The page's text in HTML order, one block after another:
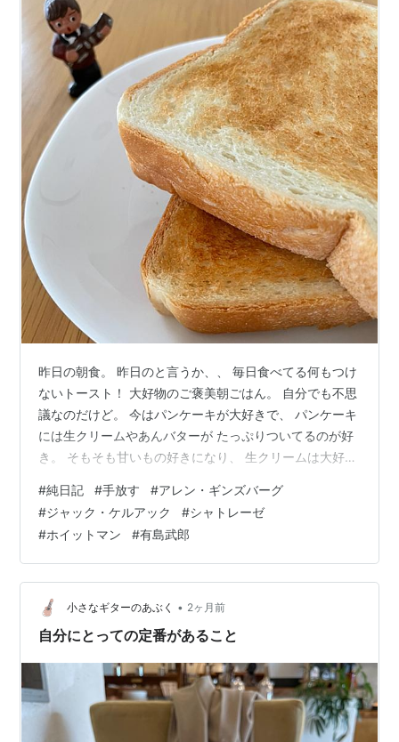
昨日の朝食。 昨日のと言うか、、 毎日食べてる何もつけ
ないトースト！ 大好物のご褒美朝ごはん。 自分でも不思
議なのだけど。 今はパンケーキが大好きで、 パンケーキ
には生クリームやあんバターが たっぷりついてるのが好
き。 そもそも甘いもの好きになり、 生クリームは大好
好きな大好物。 うん、、、不思議だな。 まぁ、一貫性と
か統一感とか、 こだわりとしてのそう言ったものを どん
どん手放して。 感覚、感性で生きるのが 風の時代でもあ
るのかな、、 とも思ってるので。 そう言うことなんだろ
うと。 そんなことをつらつら思った昨日。 何もつけない
トーストも…
#純日記 #手放す #アレン・ギンズバーグ
#ジャック・ケルアック #シャトレーゼ
#ホイットマン #有島武郎
小さなギターのあぶく • 2ヶ月前
自分にとっての定番があること